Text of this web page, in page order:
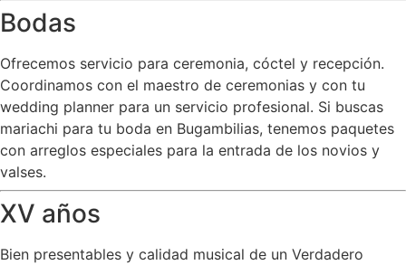
Bodas
Ofrecemos servicio para ceremonia, cóctel y recepción.
Coordinamos con el maestro de ceremonias y con tu
wedding planner para un servicio profesional. Si buscas
mariachi para tu boda en Bugambilias, tenemos paquetes
con arreglos especiales para la entrada de los novios y
valses.
XV años
Bien presentables y calidad musical de un Verdadero